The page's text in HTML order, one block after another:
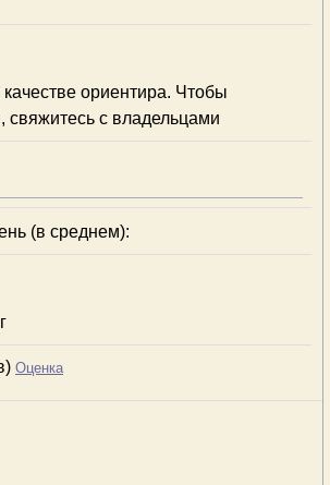
ориентира. Чтобы
свяжитесь с владельцами
(в среднем):
Оценка